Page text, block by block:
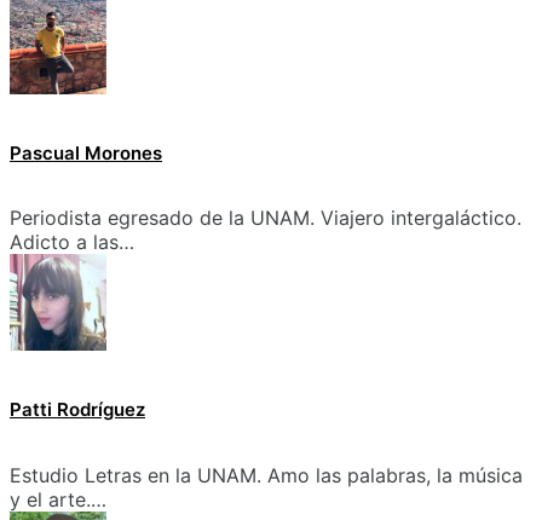
Pascual Morones
Periodista egresado de la UNAM. Viajero intergaláctico.
Adicto a las…
Patti Rodríguez
Estudio Letras en la UNAM. Amo las palabras, la música
y el arte.…